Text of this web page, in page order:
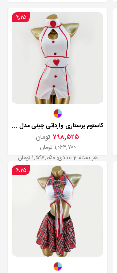
%۲۵
کاستوم پرستاری وارداتی چینی مدل Z050
۷۹۸,۵۲۵ تومان
۱,۰۶۴,۷۰۰تومان
هر بسته 2 عددی: ۱,۵۹۷,۰۵۰ تومان
%۲۵